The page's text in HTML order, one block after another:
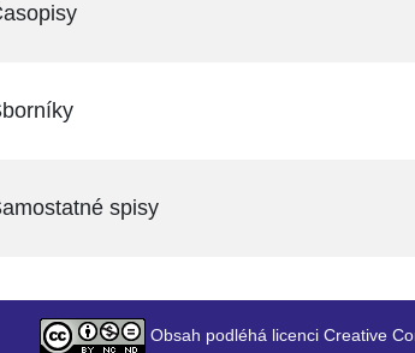
spisy
Obsah podléhá licenci Creative